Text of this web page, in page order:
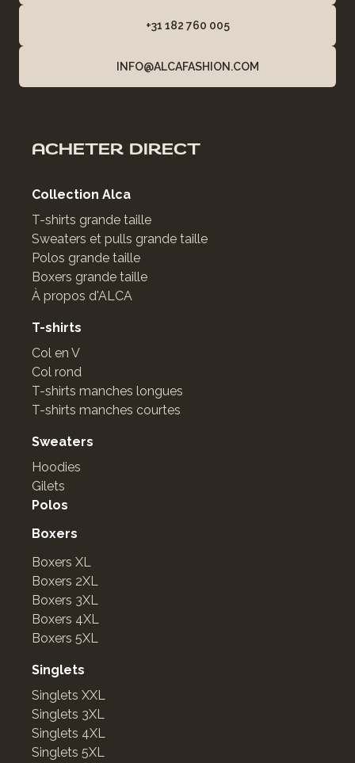
+31 182 760 005
INFO@ALCAFASHION.COM
ACHETER DIRECT
Collection Alca
T-shirts grande taille
Sweaters et pulls grande taille
Polos grande taille
Boxers grande taille
À propos d'ALCA
T-shirts
Col en V
Col rond
T-shirts manches longues
T-shirts manches courtes
Sweaters
Hoodies
Gilets
Polos
Boxers
Boxers XL
Boxers 2XL
Boxers 3XL
Boxers 4XL
Boxers 5XL
Singlets
Singlets XXL
Singlets 3XL
Singlets 4XL
Singlets 5XL